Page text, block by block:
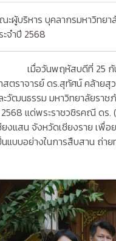
ะผู้บริหาร บุคลากรมหาวิทย
ะจำปี 2568
เมื่อวันพฤหัสบดีที่ 25 กันยา
สตราจารย์ ดร.สุทัศน์ คล้าย
ะวัฒนธรรม มหาวิทยาลัยรา
แด่พระราชวชิรคณี ดร.
ยงแสน จังหวัดเชียงราย เพื่
นแบบอย่างในการสืบสาน ถ่